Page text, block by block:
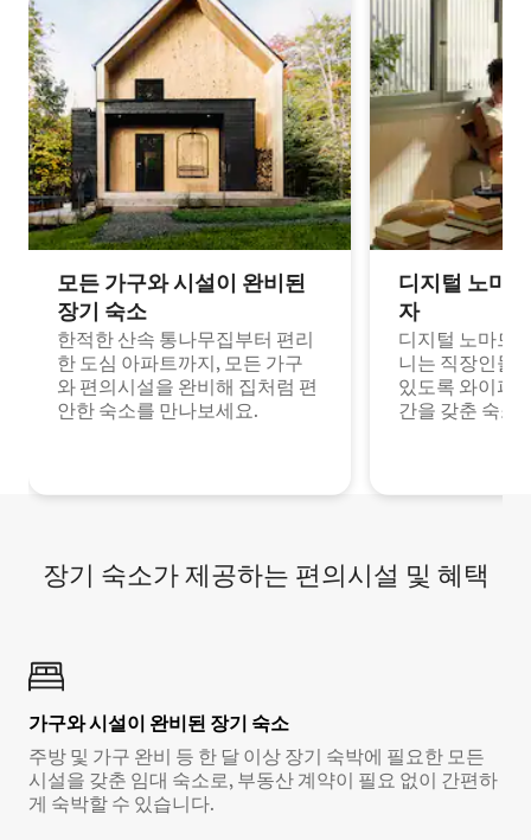
모든 가구와 시설이 완비된
장기 숙소
한적한 산속 통나무집부터 편리
한 도심 아파트까지, 모든 가구
와 편의시설을 완비해 집처럼 편
안한 숙소를 만나보세요.
디지털 노마
자
디지털 노마드
니는 직장인들
있도록 와이파
간을 갖춘 숙소
장기 숙소가 제공하는 편의시설 및 혜택
가구와 시설이 완비된 장기 숙소
주방 및 가구 완비 등 한 달 이상 장기 숙박에 필요한 모든
시설을 갖춘 임대 숙소로, 부동산 계약이 필요 없이 간편하
게 숙박할 수 있습니다.